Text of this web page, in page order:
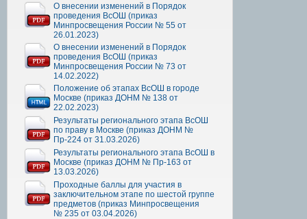
О внесении изменений в Порядок
проведения ВсОШ (приказ
Минпросвещения России № 55 от
26.01.2023)
О внесении изменений в Порядок
проведения ВсОШ (приказ
Минпросвещения России № 73 от
14.02.2022)
Положение об этапах ВсОШ в городе
Москве (приказ ДОНМ № 138 от
22.02.2023)
Результаты регионального этапа ВсОШ
по праву в Москве (приказ ДОНМ №
Пр-224 от 31.03.2026)
Результаты регионального этапа ВсОШ в
Москве (приказ ДОНМ № Пр-163 от
13.03.2026)
Проходные баллы для участия в
заключительном этапе по шестой группе
предметов (приказ Минпросвещения
№ 235 от 03.04.2026)